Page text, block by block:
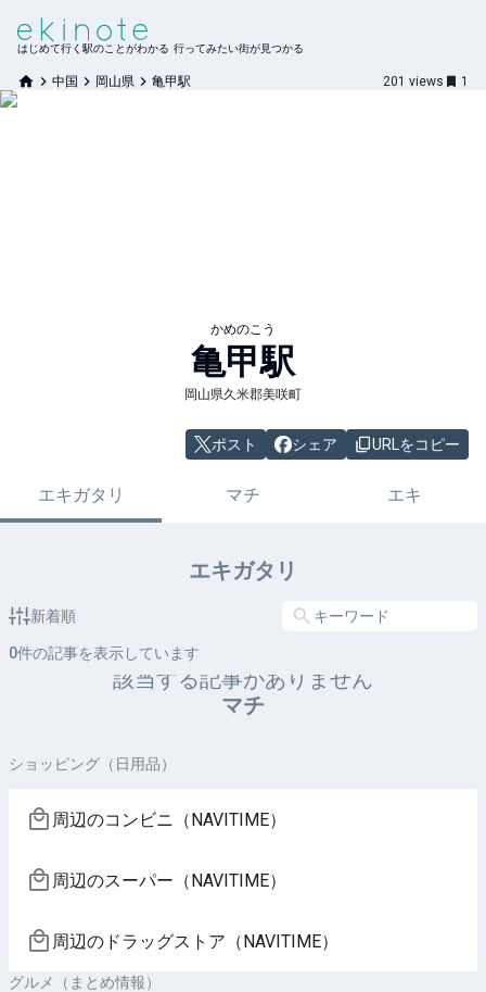
はじめて行く駅のことがわかる 行ってみたい街が見つかる
中国 岡山県 亀甲駅 201 views 1
かめのこう
亀甲駅
岡山県久米郡美咲町
ポスト シェア URLをコピー
エキガタリ マチ エキ
エキガタリ
新着順
0件の記事を表示しています
該当する記事がありません
マチ
ショッピング（日用品）
周辺のコンビニ（NAVITIME）
周辺のスーパー（NAVITIME）
周辺のドラッグストア（NAVITIME）
グルメ（まとめ情報）